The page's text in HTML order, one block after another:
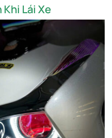
Lái Xe